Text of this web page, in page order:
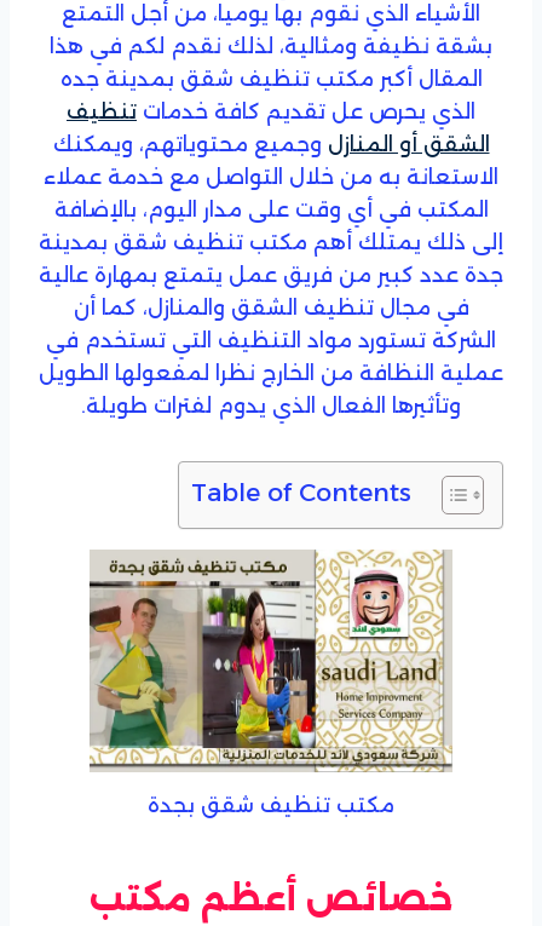
الأشياء الذي نقوم بها يوميا، من أجل التمتع
بشقة نظيفة ومثالية، لذلك نقدم لكم في هذا
المقال أكبر مكتب تنظيف شقق بمدينة جده
الذي يحرص عل تقديم كافة خدمات تنظيف
الشقق أو المنازل وجميع محتوياتهم، ويمكنك
الاستعانة به من خلال التواصل مع خدمة عملاء
المكتب في أي وقت على مدار اليوم، بالإضافة
إلى ذلك يمتلك أهم مكتب تنظيف شقق بمدينة
جدة عدد كبير من فريق عمل يتمتع بمهارة عالية
في مجال تنظيف الشقق والمنازل، كما أن
الشركة تستورد مواد التنظيف التي تستخدم في
عملية النظافة من الخارج نظرا لمفعولها الطويل
وتأثيرها الفعال الذي يدوم لفترات طويلة.
Table of Contents
مكتب تنظيف شقق بجدة
خصائص أعظم مكتب